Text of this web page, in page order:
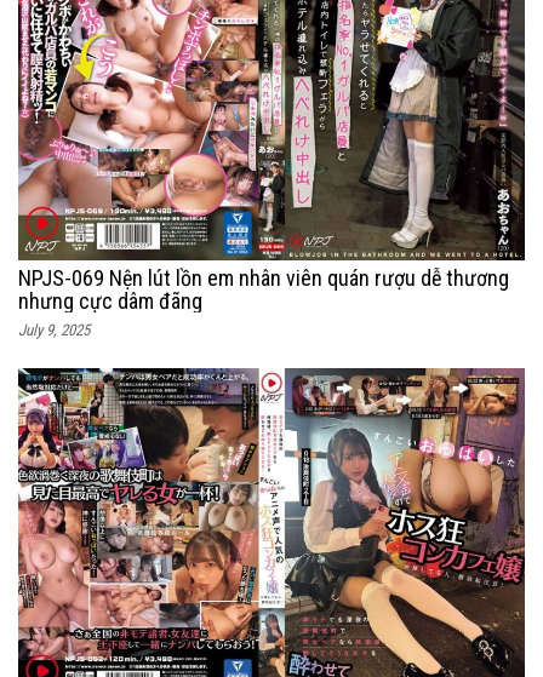
NPJS-069 Nện lút lồn em nhân viên quán rượu dễ thương
nhưng cực dâm đãng
July 9, 2025